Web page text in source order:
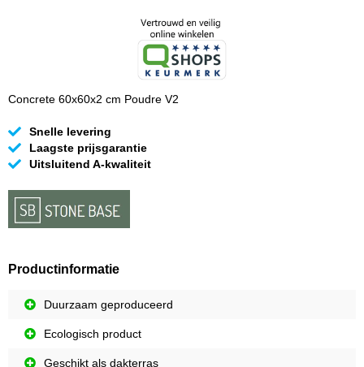
Concrete 60x60x2 cm Poudre V2
Snelle levering
Laagste prijsgarantie
Uitsluitend A-kwaliteit
Productinformatie
Duurzaam geproduceerd
Ecologisch product
Geschikt als dakterras